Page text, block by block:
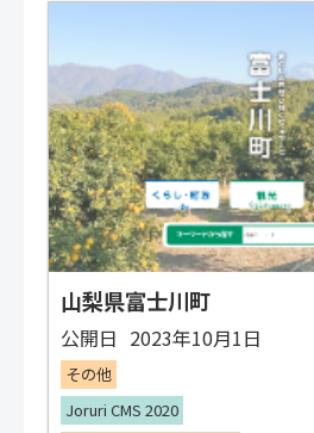
山梨県富士川町
公開日 2023年10月1日
その他
Joruri CMS 2020